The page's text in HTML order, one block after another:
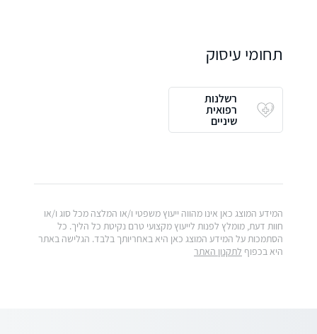
תחומי עיסוק
רשלנות
רפואית
שיניים
המידע המוצג כאן אינו מהווה ייעוץ משפטי ו/או המלצה מכל סוג ו/או
חוות דעת, מומלץ לפנות לייעוץ מקצועי טרם נקיטת כל הליך. כל
הסתמכות על המידע המוצג כאן היא באחריותך בלבד. הגלישה באתר
היא בכפוף לתקנון האתר